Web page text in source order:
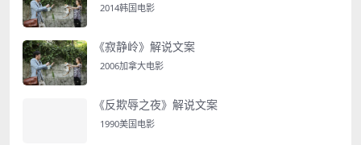
2014韩国电影
《寂静岭》解说文案
2006加拿大电影
《反欺辱之夜》解说文案
1990美国电影